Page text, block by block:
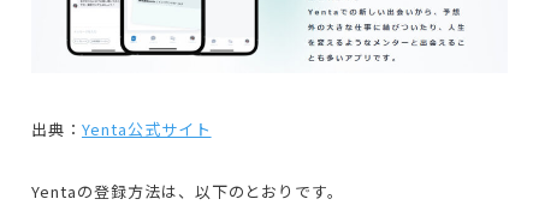
出典： Yenta公式サイト
Yentaの登録方法は、以下のとおりです。